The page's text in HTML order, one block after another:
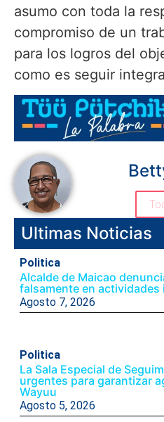
asumo con toda la
compromiso de un
para los logros del
como es seguir
Ultimas Noticias
Politica
Alcalde de Maicao
falsamente en actividades
Agosto 7, 2026
Politica
La Sala Especial de
urgentes para garantizar
Wayuu
Agosto 5, 2026